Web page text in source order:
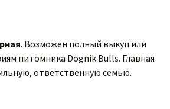
. Возможен полный выкуп или
питомника Dognik Bulls. Главная
ответственную семью.